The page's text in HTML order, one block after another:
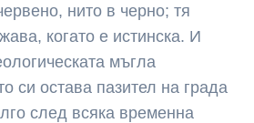
нито в черно; тя
когато е истинска. И
мъгла
си остава пазител на града
след всяка временна